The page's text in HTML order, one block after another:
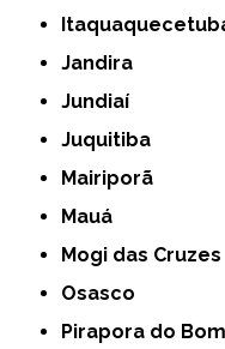
Jandira
Jundiaí
Juquitiba
Mairiporã
Mauá
Mogi das Cruzes
Osasco
Pirapora do